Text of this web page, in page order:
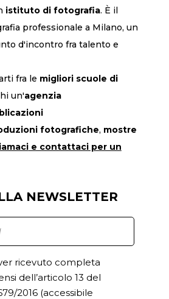
istituto di fotografia. È il
professionale a Milano, un
d'incontro fra talento e
fra le migliori scuole di
un'agenzia
fotografiche, mostre
e contattaci per un
NEWSLETTER
ricevuto completa
dell’articolo 13 del
2016 (accessibile